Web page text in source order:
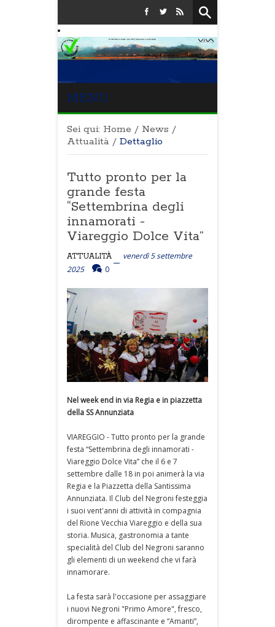
MENU
Sei qui: Home / News /
Attualità / Dettaglio
Tutto pronto per la
grande festa
“Settembrina degli
innamorati -
Viareggio Dolce Vita”
ATTUALITÀ
venerdì 5 settembre
2025
0
Nel week end in via Regia e in piazzetta
della SS Annunziata
VIAREGGIO - Tutto pronto per la grande
festa “Settembrina degli innamorati -
Viareggio Dolce Vita” che il 6 e 7
settembre dalle 18 in poi animerà la via
Regia e la Piazzetta della Santissima
Annunziata. Il Club del Negroni festeggia
i suoi vent'anni di attività in compagnia
del Rione Vecchia Viareggio e della sua
storia. Musica, gastronomia a tante
specialità del Club del Negroni saranno
gli elementi di un weekend che vi farà
innamorare.
La festa sarà l'occasione per assaggiare
i nuovi Negroni "Primo Amore", fresco,
dirompente e affascinante e “Amanti”,